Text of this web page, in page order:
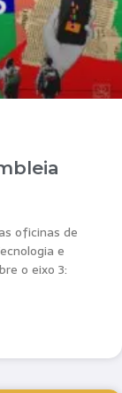
oficinas de
e
o eixo 3: